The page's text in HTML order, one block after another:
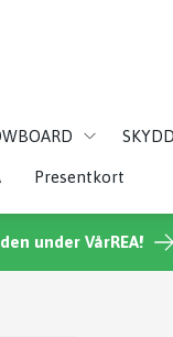
SKYDD
Presentkort
under VårREA!